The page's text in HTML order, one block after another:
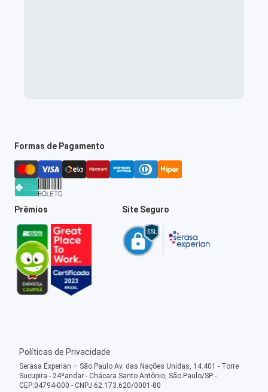
Formas de Pagamento
Prêmios Site Seguro
Políticas de Privacidade
Serasa Experian – São Paulo Av. das Nações Unidas, 14.401 - Torre
Sucupira - 24ºandar - Chácara Santo Antônio, São Paulo/SP -
CEP:04794-000 - CNPJ 62.173.620/0001-80